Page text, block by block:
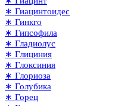
∗ Гиацинтоидес
∗ Гинкго
∗ Гипсофила
∗ Гладиолус
∗ Глициния
∗ Глоксиния
∗ Глориоза
∗ Голубика
∗ Горец